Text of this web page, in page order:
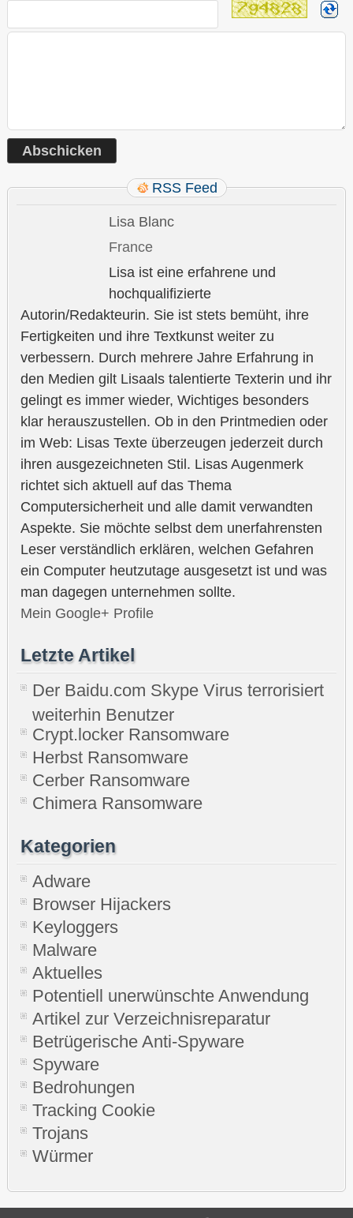
RSS Feed
Lisa Blanc
France
Lisa ist eine erfahrene und
hochqualifizierte
Autorin/Redakteurin. Sie ist stets bemüht, ihre
Fertigkeiten und ihre Textkunst weiter zu
verbessern. Durch mehrere Jahre Erfahrung in
den Medien gilt Lisaals talentierte Texterin und ihr
gelingt es immer wieder, Wichtiges besonders
klar herauszustellen. Ob in den Printmedien oder
im Web: Lisas Texte überzeugen jederzeit durch
ihren ausgezeichneten Stil. Lisas Augenmerk
richtet sich aktuell auf das Thema
Computersicherheit und alle damit verwandten
Aspekte. Sie möchte selbst dem unerfahrensten
Leser verständlich erklären, welchen Gefahren
ein Computer heutzutage ausgesetzt ist und was
man dagegen unternehmen sollte.
Mein Google+ Profile
Letzte Artikel
Der Baidu.com Skype Virus terrorisiert
weiterhin Benutzer
Crypt.locker Ransomware
Herbst Ransomware
Cerber Ransomware
Chimera Ransomware
Kategorien
Adware
Browser Hijackers
Keyloggers
Malware
Aktuelles
Potentiell unerwünschte Anwendung
Artikel zur Verzeichnisreparatur
Betrügerische Anti-Spyware
Spyware
Bedrohungen
Tracking Cookie
Trojans
Würmer